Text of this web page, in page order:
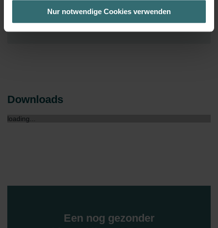
bestmögliche Nutzererfahrung zu ermöglichen und Ihnen
Zehnder Group Czech Republic s.r.o.: Zásady ochrany
osobních údajů
Nur notwendige Cookies verwenden
Meer tonen
Downloads
loading...
Een nog gezonder